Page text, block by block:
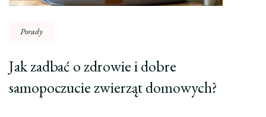
Porady
Jak zadbać o zdrowie i dobre
samopoczucie zwierząt domowych?